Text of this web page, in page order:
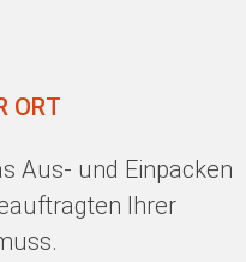
ORT
Aus- und Einpacken
Ihrer